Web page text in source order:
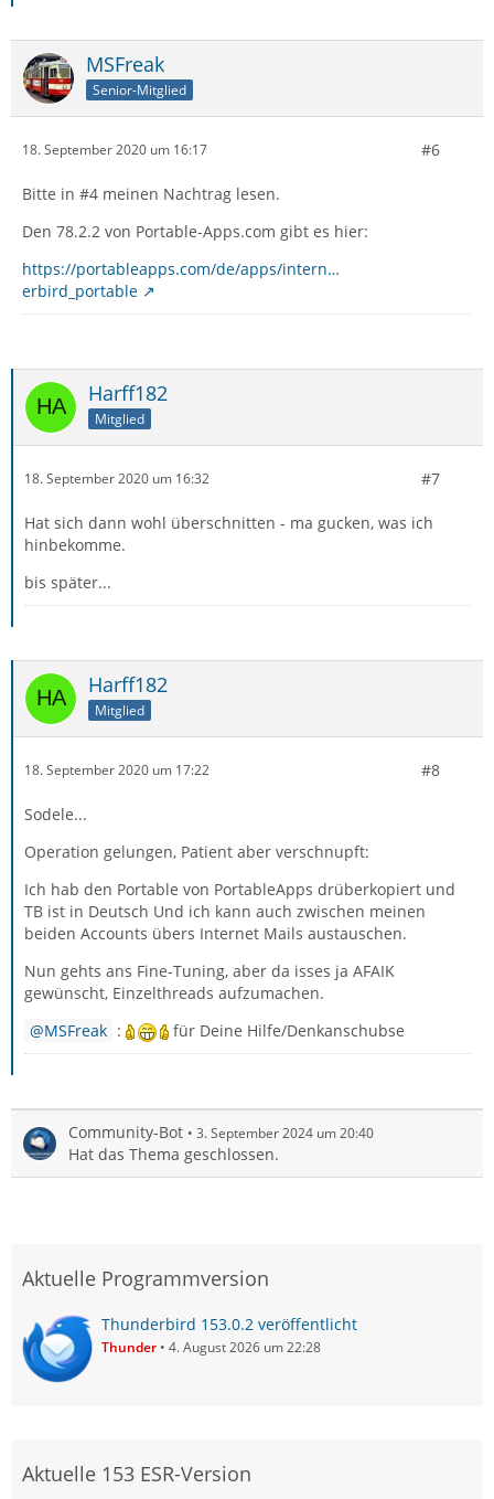
MSFreak
Senior-Mitglied
18. September 2020 um 16:17 #6
Bitte in #4 meinen Nachtrag lesen.
Den 78.2.2 von Portable-Apps.com gibt es hier:
https://portableapps.com/de/apps/intern…
erbird_portable
Harff182
Mitglied
18. September 2020 um 16:32 #7
Hat sich dann wohl überschnitten - ma gucken, was ich
hinbekomme.
bis später...
Harff182
Mitglied
18. September 2020 um 17:22 #8
Sodele...
Operation gelungen, Patient aber verschnupft:
Ich hab den Portable von PortableApps drüberkopiert und
TB ist in Deutsch Und ich kann auch zwischen meinen
beiden Accounts übers Internet Mails austauschen.
Nun gehts ans Fine-Tuning, aber da isses ja AFAIK
gewünscht, Einzelthreads aufzumachen.
MSFreak : für Deine Hilfe/Denkanschubse
Community-Bot 3. September 2024 um 20:40
Hat das Thema geschlossen.
Aktuelle Programmversion
Thunderbird 153.0.2 veröffentlicht
Thunder 4. August 2026 um 22:28
Aktuelle 153 ESR-Version